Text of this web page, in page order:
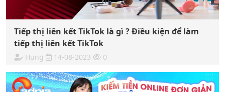
Tiếp thị liên kết TikTok là gì ? Điều kiện để làm
tiếp thị liên kết TikTok
Hung 14-08-2023 0